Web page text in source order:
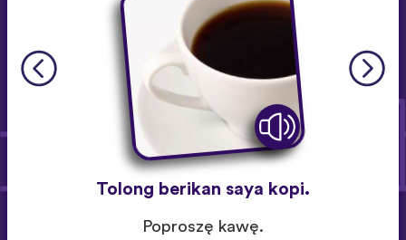
Tolong berikan saya kopi.
Poproszę kawę.